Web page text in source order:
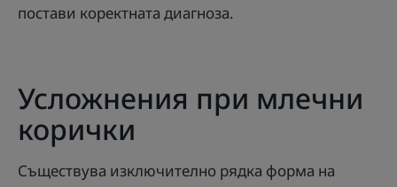
постави коректната диагноза.
Усложнения при млечни
корички
Съществува изключително рядка форма на